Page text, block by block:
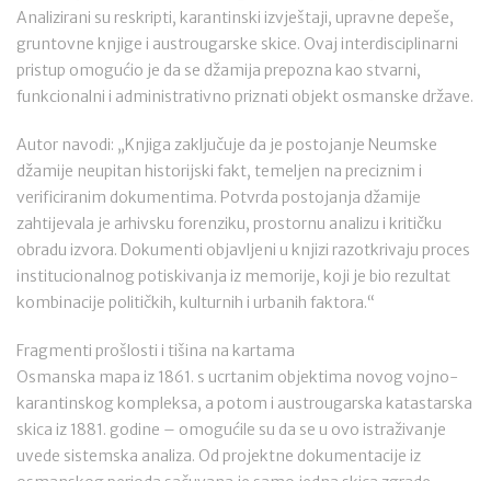
Analizirani su reskripti, karantinski izvještaji, upravne depeše,
gruntovne knjige i austrougarske skice. Ovaj interdisciplinarni
pristup omogućio je da se džamija prepozna kao stvarni,
funkcionalni i administrativno priznati objekt osmanske države.
Autor navodi: „Knjiga zaključuje da je postojanje Neumske
džamije neupitan historijski fakt, temeljen na preciznim i
verificiranim dokumentima. Potvrda postojanja džamije
zahtijevala je arhivsku forenziku, prostornu analizu i kritičku
obradu izvora. Dokumenti objavljeni u knjizi razotkrivaju proces
institucionalnog potiskivanja iz memorije, koji je bio rezultat
kombinacije političkih, kulturnih i urbanih faktora.“
Fragmenti prošlosti i tišina na kartama
Osmanska mapa iz 1861. s ucrtanim objektima novog vojno-
karantinskog kompleksa, a potom i austrougarska katastarska
skica iz 1881. godine – omogućile su da se u ovo istraživanje
uvede sistemska analiza. Od projektne dokumentacije iz